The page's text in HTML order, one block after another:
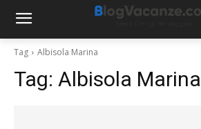
Tag Albisola Marina
Tag: Albisola Marina